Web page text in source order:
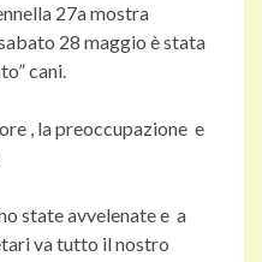
la 27a mostra
28 maggio è stata
cani.
, la preoccupazione e
state avvelenate e a
va tutto il nostro